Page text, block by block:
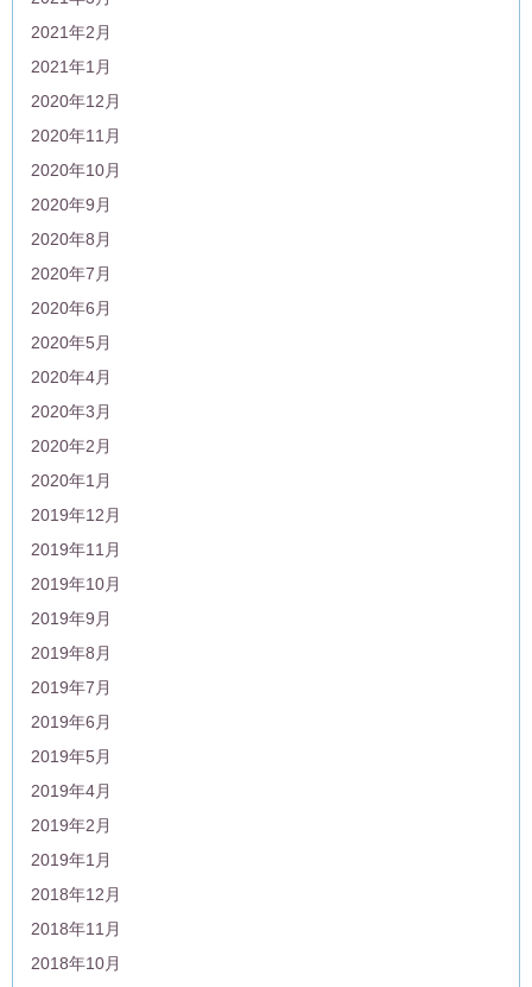
2021年2月
2021年1月
2020年12月
2020年11月
2020年10月
2020年9月
2020年8月
2020年7月
2020年6月
2020年5月
2020年4月
2020年3月
2020年2月
2020年1月
2019年12月
2019年11月
2019年10月
2019年9月
2019年8月
2019年7月
2019年6月
2019年5月
2019年4月
2019年2月
2019年1月
2018年12月
2018年11月
2018年10月